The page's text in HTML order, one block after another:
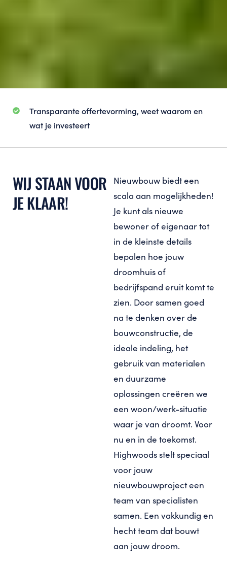
Transparante offertevorming, weet waarom en
wat je investeert
WIJ STAAN VOOR
JE KLAAR!
Nieuwbouw biedt een
scala aan mogelijkheden!
Je kunt als nieuwe
bewoner of eigenaar tot
in de kleinste details
bepalen hoe jouw
droomhuis of
bedrijfspand eruit komt te
zien. Door samen goed
na te denken over de
bouwconstructie, de
ideale indeling, het
gebruik van materialen
en duurzame
oplossingen creëren we
een woon/werk-situatie
waar je van droomt. Voor
nu en in de toekomst.
Highwoods stelt speciaal
voor jouw
nieuwbouwproject een
team van specialisten
samen. Een vakkundig en
hecht team dat bouwt
aan jouw droom.